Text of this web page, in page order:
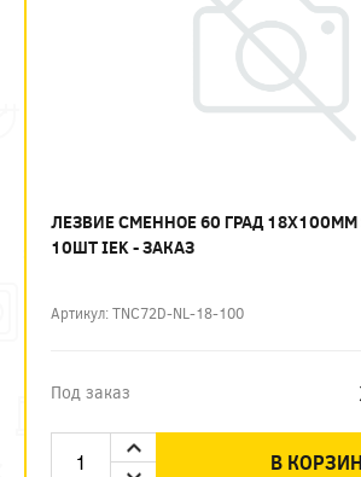
ЛЕЗВИЕ СМЕННОЕ 60 ГРАД 18Х100ММ
10ШТ IEK - ЗАКАЗ
Артикул: TNC72D-NL-18-100
Под заказ
В